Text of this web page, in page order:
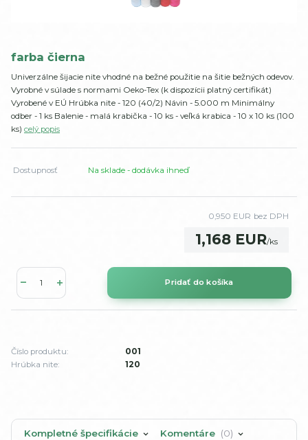
farba čierna
Univerzálne šijacie nite vhodné na bežné použitie na šitie bežných odevov.
Vyrobné v súlade s normami Oeko-Tex (k dispozícii platný certifikát)
Vyrobené v EÚ Hrúbka nite - 120 (40/2) Návin - 5.000 m Minimálny
odber - 1 ks Balenie - malá krabička - 10 ks - veľká krabica - 10 x 10 ks (100
ks) celý popis
Dostupnosť Na sklade - dodávka ihneď
1,168 EUR/ks
0,950 EUR bez DPH
Pridať do košíka
Číslo produktu:
001
Hrúbka nite:
120
Kompletné špecifikácie Komentáre 0